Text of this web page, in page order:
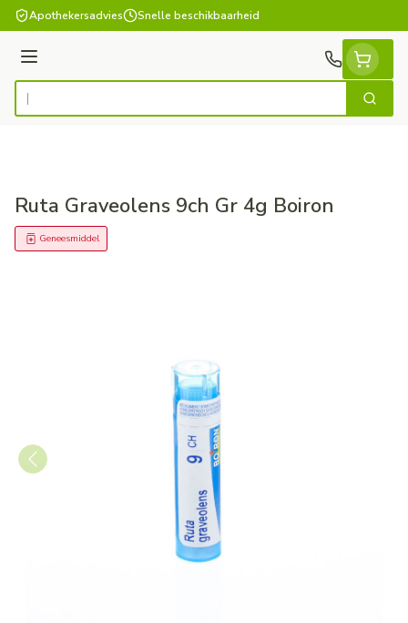
Ga naar de inhoud
Apothekersadvies Snelle beschikbaarheid
Menu
Product, merk, categorie... Zoek
Ruta Graveolens 9ch Gr 4g Boiron
Geneesmiddel